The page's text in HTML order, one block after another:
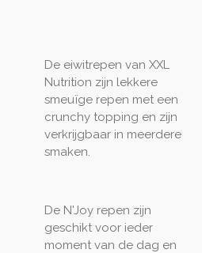
De eiwitrepen van XXL
Nutrition zijn lekkere
smeuïge repen met een
crunchy topping en zijn
verkrijgbaar in meerdere
smaken.
De N'Joy repen zijn
geschikt voor ieder
moment van de dag en